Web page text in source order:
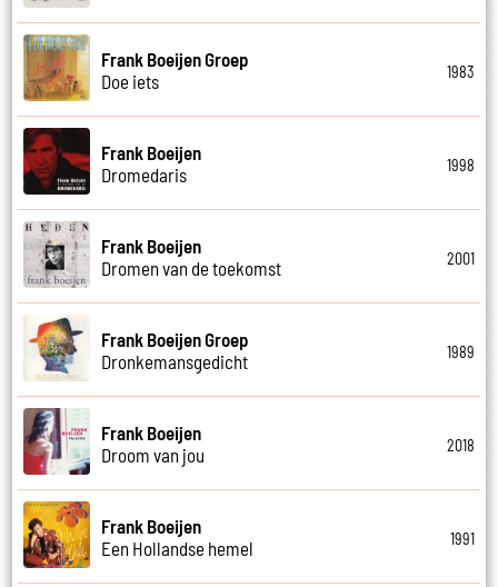
Frank Boeijen Groep
Doe iets
1983
Frank Boeijen
Dromedaris
1998
Frank Boeijen
Dromen van de toekomst
2001
Frank Boeijen Groep
Dronkemansgedicht
1989
Frank Boeijen
Droom van jou
2018
Frank Boeijen
Een Hollandse hemel
1991